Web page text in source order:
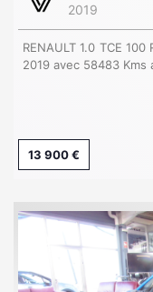
2019
RENAULT 1.0 TCE
2019 avec 58483 Kms
13 900 €